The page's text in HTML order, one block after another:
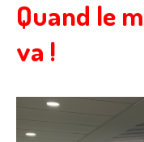
Quand le
va !